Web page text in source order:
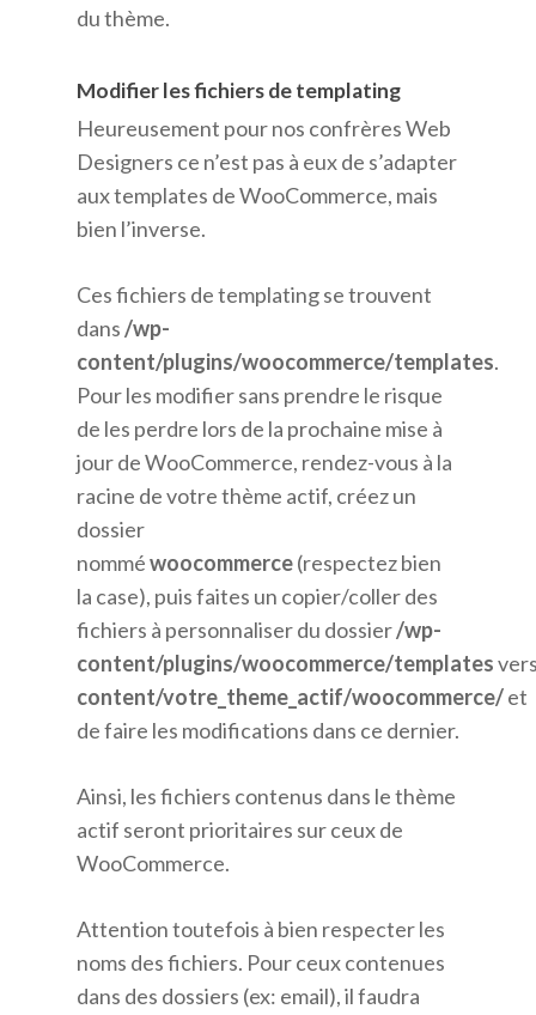
du thème.
Modifier les fichiers de templating
Heureusement pour nos confrères Web
Designers ce n’est pas à eux de s’adapter
aux templates de WooCommerce, mais
bien l’inverse.
Ces fichiers de templating se trouvent
dans/wp-
content/plugins/woocommerce/templates.
Pour les modifier sans prendre le risque
de les perdre lors de la prochaine mise à
jour de WooCommerce, rendez-vous à la
racine de votre thème actif, créez un
dossier
nomméwoocommerce(respectez bien
la case), puis faites un copier/coller des
fichiers à personnaliser du dossier/wp-
content/plugins/woocommerce/templates
content/votre_theme_actif/woocommerce/et
de faire les modifications dans ce dernier.
Ainsi, les fichiers contenus dans le thème
actif seront prioritaires sur ceux de
WooCommerce.
Attention toutefois à bien respecter les
noms des fichiers. Pour ceux contenues
dans des dossiers (ex: email), il faudra